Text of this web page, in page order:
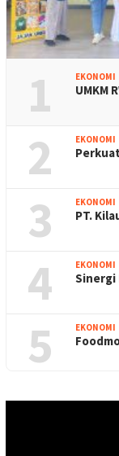
1 EKONOMI
UMKM
2 EKONOMI
3 EKONOMI
PT.
4 EKONOMI
Sinergi
5 EKONOMI